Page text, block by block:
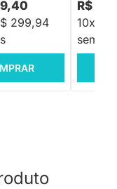
299,94
R$
10x de
sem